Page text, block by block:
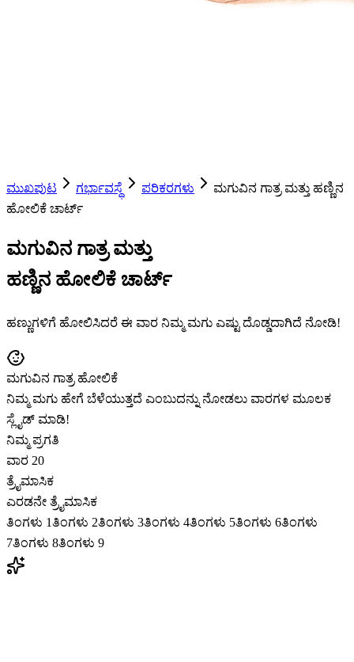
ಮುಖಪುಟ ಗರ್ಭಾವಸ್ಥೆ ಪರಿಕರಗಳು
ಮಗುವಿನ ಗಾತ್ರ ಮತ್ತು ಹಣ್ಣಿನ
ಹೋಲಿಕೆ ಚಾರ್ಟ್
ಮಗುವಿನ ಗಾತ್ರ ಮತ್ತು
ಹಣ್ಣಿನ ಹೋಲಿಕೆ ಚಾರ್ಟ್
ಹಣ್ಣುಗಳಿಗೆ ಹೋಲಿಸಿದರೆ ಈ ವಾರ ನಿಮ್ಮ ಮಗು ಎಷ್ಟು ದೊಡ್ಡದಾಗಿದೆ ನೋಡಿ!
ಮಗುವಿನ ಗಾತ್ರ ಹೋಲಿಕೆ
ನಿಮ್ಮ ಮಗು ಹೇಗೆ ಬೆಳೆಯುತ್ತದೆ ಎಂಬುದನ್ನು ನೋಡಲು ವಾರಗಳ ಮೂಲಕ
ಸ್ಲೈಡ್ ಮಾಡಿ!
ನಿಮ್ಮ ಪ್ರಗತಿ
ವಾರ 20
ತ್ರೈಮಾಸಿಕ
ಎರಡನೇ ತ್ರೈಮಾಸಿಕ
ತಿಂಗಳು 1ತಿಂಗಳು 2ತಿಂಗಳು 3ತಿಂಗಳು 4ತಿಂಗಳು 5ತಿಂಗಳು 6ತಿಂಗಳು
7ತಿಂಗಳು 8ತಿಂಗಳು 9